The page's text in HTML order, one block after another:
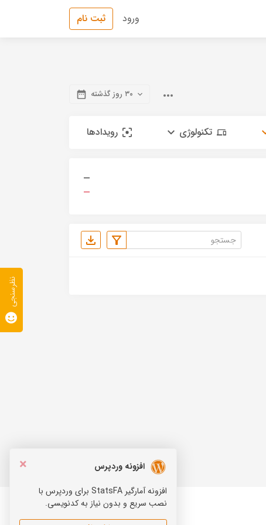
ورود ثبت نام
۳۰ روز گذشته
تکنولوژی رویدادها
—
—
×
افزونه وردپرس
افزونه آمارگیر StatsFA برای وردپرس با
نصب سریع و بدون نیاز به کدنویسی.
نظرسنجی